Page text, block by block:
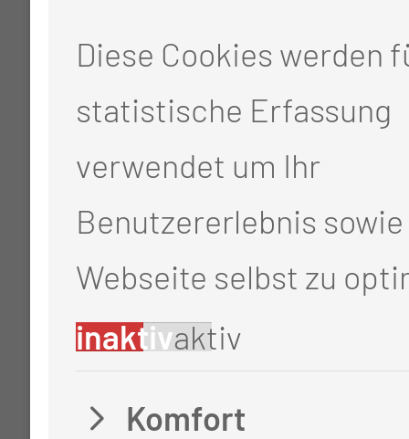
Mentorinnen, Mentoren
und hauptamtliche
Diese Cookies werden
statistische Erfassung
verwendet um Ihr
Benutzererlebnis
Webseite selbst zu
inaktivaktiv
Komfort